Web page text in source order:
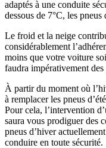
adaptés à une conduite
dessous de 7°C, les
Le froid et la neige
considérablement
moins que votre voiture
faudra impérativement des
À partir du moment où
à remplacer les pneus
Pour cela, l’intervention
saura vous prodiguer des
pneus d’hiver
conduire en toute sécurité.